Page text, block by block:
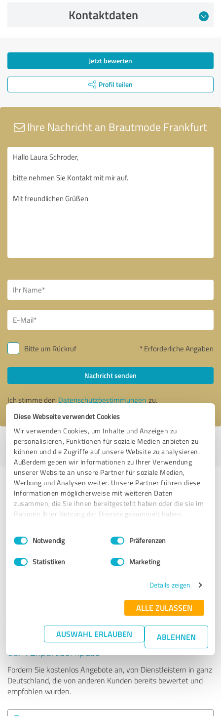
Diese Webseite verwendet Cookies
Wir verwenden Cookies, um Inhalte und Anzeigen zu
personalisieren, Funktionen für soziale Medien anbieten zu
können und die Zugriffe auf unsere Website zu analysieren.
Außerdem geben wir Informationen zu Ihrer Verwendung
unserer Website an unsere Partner für soziale Medien,
Werbung und Analysen weiter. Unsere Partner führen diese
Informationen möglicherweise mit weiteren Daten
zusammen, die Sie ihnen bereitgestellt haben oder die sie im
Rahmen Ihrer Nutzung der Dienste gesammelt haben.
Impressum Datenschutzbestimmungen
Einwilligungsauswahl
Notwendig Präferenzen
Statistiken Marketing
Details zeigen
ALLE ZULASSEN
AUSWAHL ERLAUBEN ABLEHNEN
Kontaktdaten
Jetzt bewerten
Profil teilen
Ihre Nachricht an Brautmode Frankfurt
Bitte um Rückruf * Erforderliche Angaben
Nachricht senden
Ich stimme den Datenschutzbestimmungen zu.
Profil aktiv seit 03.06.2022 |Letzte Aktualisierung: 04.08.2026|Profil
melden
Erfahrungen zu weiteren
Anbietern aus dem Bereich
Dienstleistungen
Omega Mounting GmbH
Tipp: Die passenden Experten finden - mit
dem ExpertCompass
Fordern Sie kostenlos Angebote an, von Dienstleistern in ganz
Deutschland, die von anderen Kunden bereits bewertet und
empfohlen wurden.